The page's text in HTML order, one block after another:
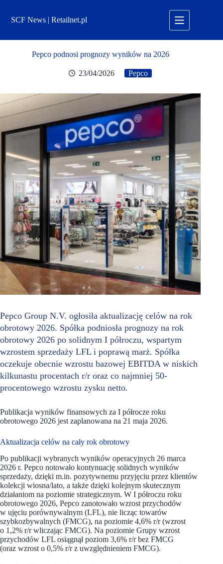
treściSCF News | Retailnet.pl
Pepco podnosi prognozy wyników na 2026
23/04/2026 Pepco
Pepco Group N.V. ogłosiła aktualizację celów na rok
obrotowy 2026. Spółka podniosła prognozy na rok
obrotowy 2026 po solidnym I półroczu, wspartym
wzrostem sprzedaży LFL i poprawą marż. Spółka
oczekuje obecnie wzrostu bazowej EBITDA w niskich
kilkunastu procentach r/r oraz co najmniej 50-
procentowego wzrostu zysku netto.
Publikacja wyników finansowych za I półrocze roku
obrotowego 2026 jest zaplanowana na 21 maja 2026.
Aktualizacja celów na cały rok obrotowy
Po publikacji wybranych wyników operacyjnych 26 marca
2026 r. Pepco notowało kontynuację solidnych wyników
sprzedaży, dzięki m.in. pozytywnemu przyjęciu przez klientów
kolekcji wiosna/lato, a także dzięki kolejnym skutecznym
działaniom na poziomie strategicznym. W I półroczu roku
obrotowego 2026, Pepco zanotowało wzrost przychodów
w ujęciu porównywalnym (LFL), nie licząc towarów
szybkozbywalnych (FMCG), na poziomie 4,6% r/r (wzrost
o 1,2% r/r wliczając FMCG). Na poziomie Grupy wzrost
przychodów LFL osiągnął poziom 3,6% r/r bez FMCG
(oraz wzrost o 0,5% r/r z uwzględnieniem FMCG).